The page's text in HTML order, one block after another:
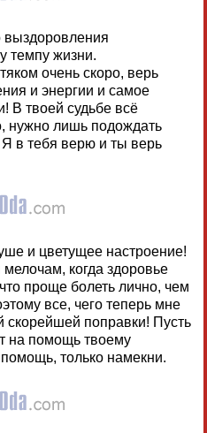
темпу жизни.
очень скоро, верь
и энергии и самое
В твоей судьбе всё
нужно лишь подождать
Я в тебя верю и ты верь
и цветущее настроение!
когда здоровье
проще болеть лично, чем
все, чего теперь мне
скорейшей поправки! Пусть
на помощь твоему
только намекни.